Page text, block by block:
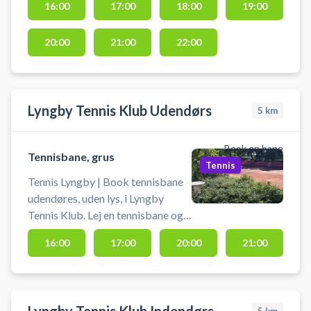
tennis på et af Danmarks største
tennisanlæg, hvor der også findes
hele 14 udendørs tennisbaner og 3
16:00 17:00 18:00 19:00
20:00 21:00 22:00
Lyngby Tennis Klub Udendørs 5 km
Book en bane
Tennisbane, grus
Tennis Lyngby | Book tennisbane
udendøres, uden lys, i Lyngby
Tennis Klub. Lej en tennisbane og
spil tennis i Lyngby på en af de
udendørs grusbanerne hos
Tennis
16:00 17:00 20:00 21:00